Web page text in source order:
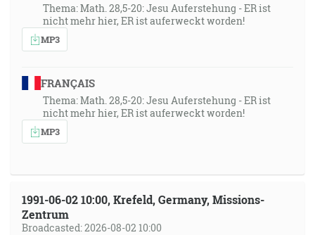
Thema: Math. 28,5-20: Jesu Auferstehung - ER ist
nicht mehr hier, ER ist auferweckt worden!
MP3
FRANÇAIS
Thema: Math. 28,5-20: Jesu Auferstehung - ER ist
nicht mehr hier, ER ist auferweckt worden!
MP3
1991-06-02 10:00, Krefeld, Germany, Missions-
Zentrum
Broadcasted: 2026-08-02 10:00